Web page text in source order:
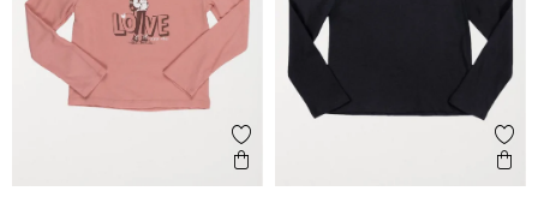
Ajouter aux favoris
Aperçu rapide